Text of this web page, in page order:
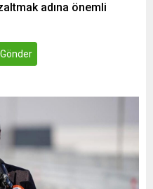
adına önemli
Gönder